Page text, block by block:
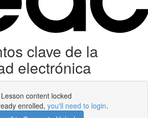
clave de la
electrónica
Lesson content locked
enrolled, you'll need to login.